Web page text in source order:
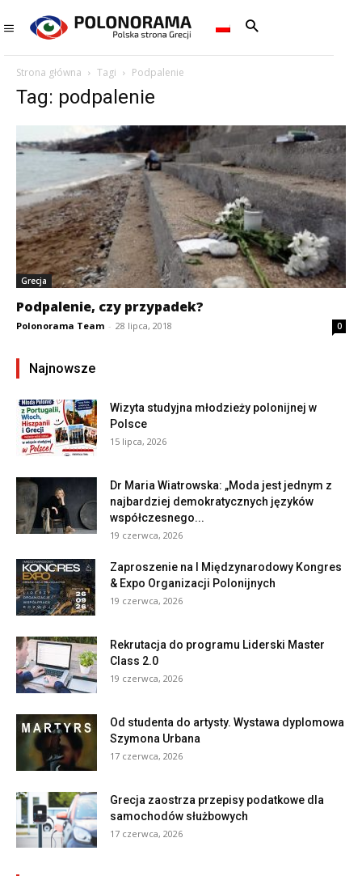
Strona główna Tagi Podpalenie
Tag: podpalenie
Grecja
Podpalenie, czy przypadek?
Polonorama Team - 28 lipca, 2018 0
Najnowsze
Wizyta studyjna młodzieży polonijnej w
Polsce
15 lipca, 2026
Dr Maria Wiatrowska: „Moda jest jednym z
najbardziej demokratycznych języków
współczesnego...
19 czerwca, 2026
Zaproszenie na I Międzynarodowy Kongres
& Expo Organizacji Polonijnych
19 czerwca, 2026
Rekrutacja do programu Liderski Master
Class 2.0
19 czerwca, 2026
Od studenta do artysty. Wystawa dyplomowa
Szymona Urbana
17 czerwca, 2026
Grecja zaostrza przepisy podatkowe dla
samochodów służbowych
17 czerwca, 2026